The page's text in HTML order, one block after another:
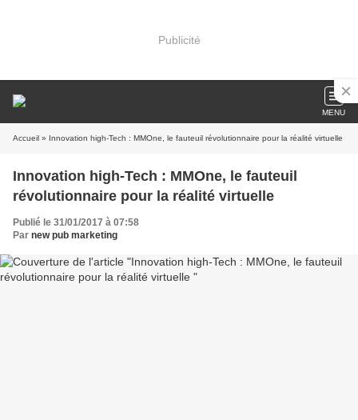
Publicité
MENU
Accueil » Innovation high-Tech : MMOne, le fauteuil révolutionnaire pour la réalité virtuelle
Innovation high-Tech : MMOne, le fauteuil
révolutionnaire pour la réalité virtuelle
Publié le 31/01/2017 à 07:58
Par new pub marketing